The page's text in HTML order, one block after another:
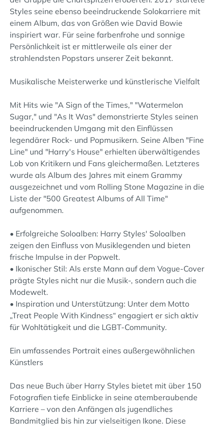
Styles seine ebenso beeindruckende Solokarriere mit
einem Album, das von Größen wie David Bowie
inspiriert war. Für seine farbenfrohe und sonnige
Persönlichkeit ist er mittlerweile als einer der
strahlendsten Popstars unserer Zeit bekannt.
Musikalische Meisterwerke und künstlerische Vielfalt
Mit Hits wie "A Sign of the Times," "Watermelon
Sugar," und "As It Was" demonstrierte Styles seinen
beeindruckenden Umgang mit den Einflüssen
legendärer Rock- und Popmusikern. Seine Alben "Fine
Line" und "Harry's House" erhielten überwältigendes
Lob von Kritikern und Fans gleichermaßen. Letzteres
wurde als Album des Jahres mit einem Grammy
ausgezeichnet und vom Rolling Stone Magazine in die
Liste der "500 Greatest Albums of All Time"
aufgenommen.
• Erfolgreiche Soloalben: Harry Styles' Soloalben
zeigen den Einfluss von Musiklegenden und bieten
frische Impulse in der Popwelt.
• Ikonischer Stil: Als erste Mann auf dem Vogue-Cover
prägte Styles nicht nur die Musik-, sondern auch die
Modewelt.
• Inspiration und Unterstützung: Unter dem Motto
„Treat People With Kindness“ engagiert er sich aktiv
für Wohltätigkeit und die LGBT-Community.
Ein umfassendes Portrait eines außergewöhnlichen
Künstlers
Das neue Buch über Harry Styles bietet mit über 150
Fotografien tiefe Einblicke in seine atemberaubende
Karriere – von den Anfängen als jugendliches
Bandmitglied bis hin zur vielseitigen Ikone. Diese